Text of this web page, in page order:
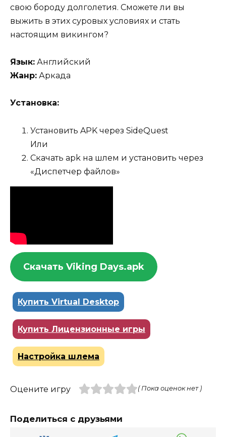
свою бороду долголетия. Сможете ли вы
выжить в этих суровых условиях и стать
настоящим викингом?
Язык: Английский
Жанр: Аркада
Установка:
Установить APK через SideQuest
Или
Скачать apk на шлем и установить через
«Диспетчер файлов»
Скачать Viking Days.apk
Купить Virtual Desktop
Купить Лицензионные игры
Настройка шлема
Оцените игру ( Пока оценок нет )
Поделиться с друзьями